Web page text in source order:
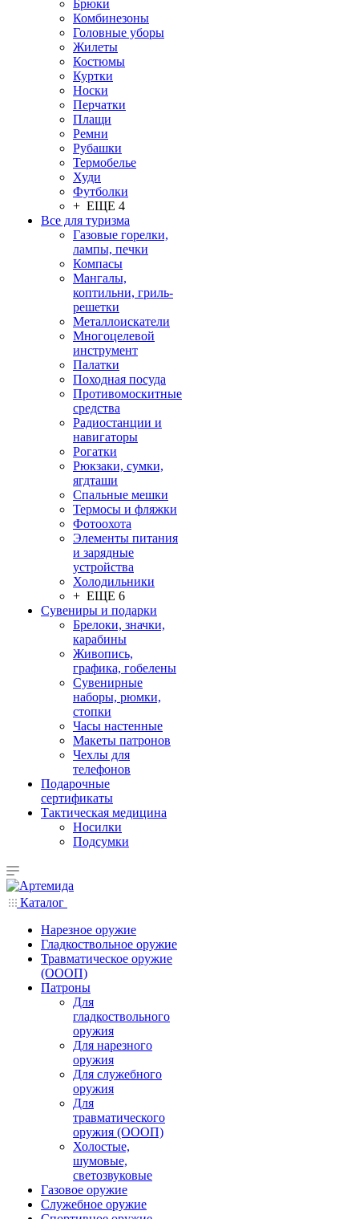
Брюки
Комбинезоны
Головные уборы
Жилеты
Костюмы
Куртки
Носки
Перчатки
Плащи
Ремни
Рубашки
Термобелье
Худи
Футболки
+ ЕЩЕ 4
Все для туризма
Газовые горелки,
лампы, печки
Компасы
Мангалы,
коптильни, гриль-
решетки
Металлоискатели
Многоцелевой
инструмент
Палатки
Походная посуда
Противомоскитные
средства
Радиостанции и
навигаторы
Рогатки
Рюкзаки, сумки,
ягдташи
Спальные мешки
Термосы и фляжки
Фотоохота
Элементы питания
и зарядные
устройства
Холодильники
+ ЕЩЕ 6
Сувениры и подарки
Брелоки, значки,
карабины
Живопись,
графика, гобелены
Сувенирные
наборы, рюмки,
стопки
Часы настенные
Макеты патронов
Чехлы для
телефонов
Подарочные
сертификаты
Тактическая медицина
Носилки
Подсумки
Каталог
Нарезное оружие
Гладкоствольное оружие
Травматическое оружие
(ОООП)
Патроны
Для
гладкоствольного
оружия
Для нарезного
оружия
Для служебного
оружия
Для
травматического
оружия (ОООП)
Холостые,
шумовые,
светозвуковые
Газовое оружие
Служебное оружие